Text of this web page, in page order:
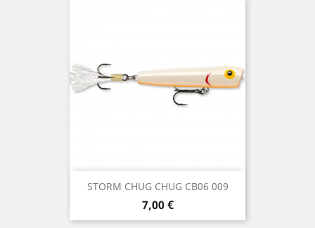
STORM CHUG CHUG CB06 009
Precio
7,00 €